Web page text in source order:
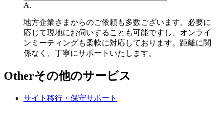
A.
地方企業さまからのご依頼も多数ございます。必要に
応じて現地にお伺いすることも可能ですし、オンライ
ンミーティングも柔軟に対応しております。距離に関
係なく、丁寧にサポートいたします。
Otherその他のサービス
サイト移行・保守サポート